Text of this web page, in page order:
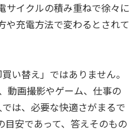
サイクルの積み重ねで徐々に
や充電方法で変わるとされて
い替え」ではありません。
動画撮影やゲーム、仕事の
は、必要な快適さがまるで
安であって、答えそのもの